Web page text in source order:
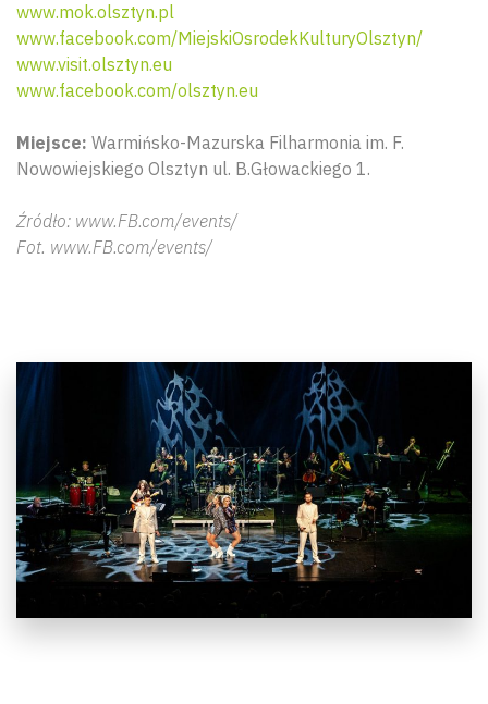
www.mok.olsztyn.pl
www.facebook.com/MiejskiOsrodekKulturyOlsztyn/
www.visit.olsztyn.eu
www.facebook.com/olsztyn.eu
Miejsce: Warmińsko-Mazurska Filharmonia im. F.
Nowowiejskiego Olsztyn ul. B.Głowackiego 1.
Źródło: www.FB.com/events/
Fot. www.FB.com/events/